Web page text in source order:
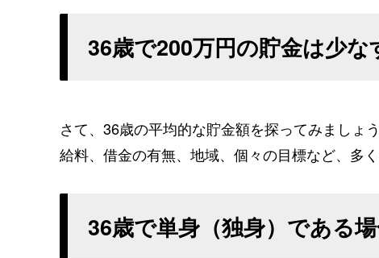
36歳で200万円の貯金は少
さて、36歳の平均的な貯金額を探ってみましょ
給料、借金の有無、地域、個々の目標など、多
36歳で単身（独身）である